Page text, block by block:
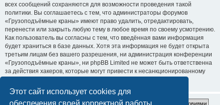
Этот сайт использует cookies для
обеспечения своей корректной работы.
всех сообщений сохраняются для возможности проведения такой
политики. Вы соглашаетесь с тем, что администраторы форумов
«Грузоподъёмные краны» имеют право удалить, отредактировать,
перенести или закрыть любую тему в любое время по своему усмотрению.
Как пользователь вы согласны с тем, что введённая вами информация
будет храниться в базе данных. Хотя эта информация не будет открыта
третьим лицам без вашего разрешения, ни администрация конференции
«Грузоподъёмные краны», ни phpBB Limited не может быть ответственна
за действия хакеров, которые могут привести к несанкционированному